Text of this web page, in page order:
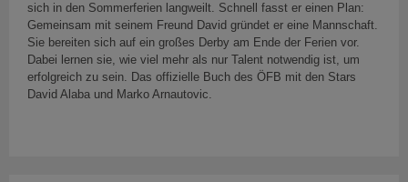
sich in den Sommerferien langweilt. Schnell fasst er einen Plan:
Gemeinsam mit seinem Freund David gründet er eine Mannschaft.
Sie bereiten sich auf ein großes Derby am Ende der Ferien vor.
Dabei lernen sie, wie viel mehr als nur Talent notwendig ist, um
erfolgreich zu sein. Das offizielle Buch des ÖFB mit den Stars
David Alaba und Marko Arnautovic.